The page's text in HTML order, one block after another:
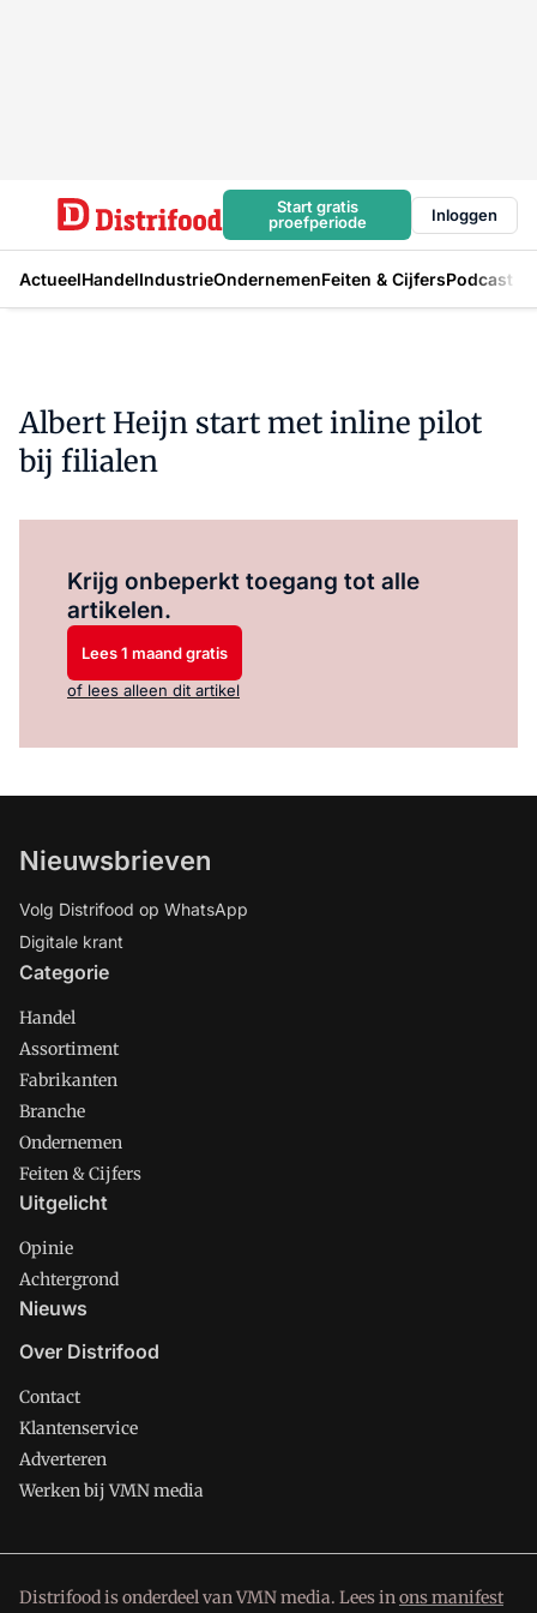
Start gratis
proefperiode
Inloggen
ActueelHandelIndustrieOndernemenFeiten & CijfersPodcast
Albert Heijn start met inline pilot
bij filialen
Krijg onbeperkt toegang tot alle
artikelen.
Lees 1 maand gratis
of lees alleen dit artikel
Nieuwsbrieven
Volg Distrifood op WhatsApp
Digitale krant
Categorie
Handel
Assortiment
Fabrikanten
Branche
Ondernemen
Feiten & Cijfers
Uitgelicht
Opinie
Achtergrond
Nieuws
Over Distrifood
Contact
Klantenservice
Adverteren
Werken bij VMN media
Distrifood is onderdeel van VMN media. Lees inons manifest